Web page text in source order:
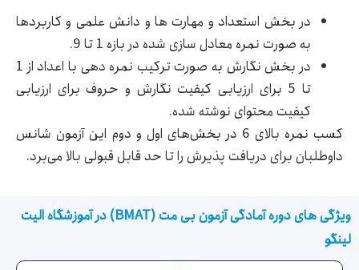
در بخش استعداد و مهارت ها و دانش علمی و کاربردها
به صورت نمره معادل سازی شده در بازه 1 تا 9.
در بخش نگارش به صورت ترکیب نمره دهی با اعداد از 1
تا 5 برای ارزیابی کیفیت نگارش و حروف برای ارزیابی
کیفیت محتوای نوشته شده.
کسب نمره بالای 6 در بخش‌های اول و دوم این آزمون شانس
داوطلبان برای دریافت پذیرش را تا حد قابل قبولی بالا می‌برد.
ویژگی های دوره آمادگی آزمون بی مت (BMAT) در آموزشگاه الیت
لینگو